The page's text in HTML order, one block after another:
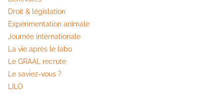
Droit & législation
Expérimentation animale
Journée internationale
La vie après le labo
Le GRAAL recrute
Le saviez-vous ?
LILO